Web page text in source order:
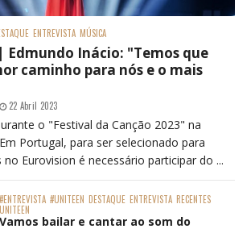
ENTREVISTA MÚSICA
| Edmundo Inácio: "Temos que
caminho para nós e o mais
22 Abril 2023
o "Festival da Canção 2023" na
Portugal, para ser selecionado para
Eurovision é necessário participar do ...
#ENTREVISTA #UNITEEN DESTAQUE ENTREVISTA RECENTES
UNITEEN
Vamos bailar e cantar ao som do